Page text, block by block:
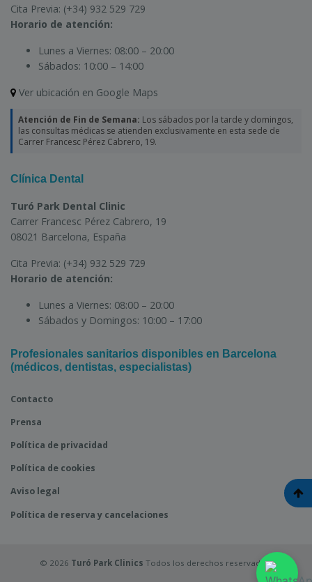
Cita Previa: (+34) 932 529 729
Horario de atención:
Lunes a Viernes: 08:00 – 20:00
Sábados: 10:00 – 14:00
Ver ubicación en Google Maps
Atención de Fin de Semana: Los sábados por la tarde y domingos,
las consultas médicas se atienden exclusivamente en esta sede de
Carrer Francesc Pérez Cabrero, 19.
Clínica Dental
Turó Park Dental Clinic
Carrer Francesc Pérez Cabrero, 19
08021 Barcelona, España
Cita Previa: (+34) 932 529 729
Horario de atención:
Lunes a Viernes: 08:00 – 20:00
Sábados y Domingos: 10:00 – 17:00
Profesionales sanitarios disponibles en Barcelona
(médicos, dentistas, especialistas)
Contacto
Prensa
Política de privacidad
Política de cookies
Aviso legal
Política de reserva y cancelaciones
© 2026 Turó Park Clinics Todos los derechos reservados.